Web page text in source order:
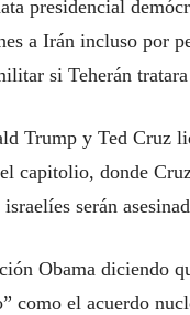
presidencial
a Irán incluso por
si Teherán
Trump y Ted Cruz
capitolio, donde
serán
Obama diciendo
como el acuerdo